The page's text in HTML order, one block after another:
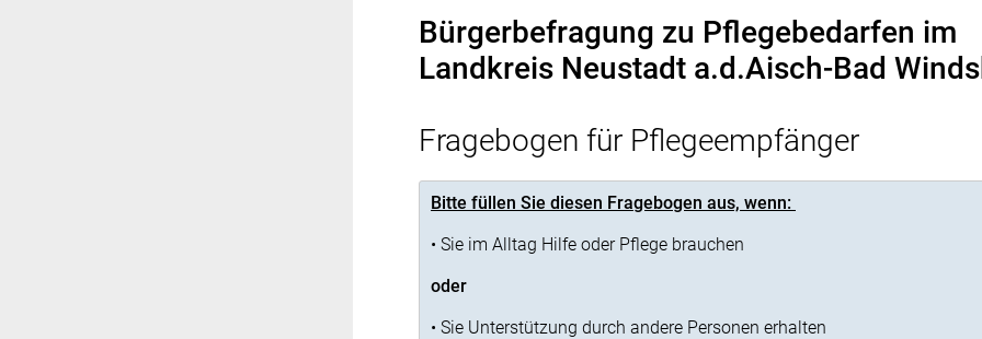
Bürgerbefragung zu Pflegebedarfen im
Landkreis Neustadt a.d.Aisch-Bad
Fragebogen für Pflegeempfänger
Bitte füllen Sie diesen Fragebogen aus, wenn:
• Sie im Alltag Hilfe oder Pflege brauchen
oder
• Sie Unterstützung durch andere Personen erhalten